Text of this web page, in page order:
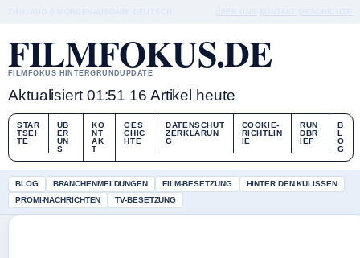
FILMFOKUS.DE
FILMFOKUS HINTERGRUNDUPDATE
Aktualisiert 01:51 16 Artikel heute
STAR
TSEI
TE
ÜB
ER
UN
S
KO
NT
AK
T
GES
CHIC
HTE
DATENSCHUT
ZERKLÄRUN
G
COOKIE-
RICHTLIN
IE
RUN
DBR
IEF
B
L
O
G
BLOG BRANCHENMELDUNGEN FILM-BESETZUNG
HINTER DEN KULISSEN
PROMI-NACHRICHTEN
TV-BESETZUNG